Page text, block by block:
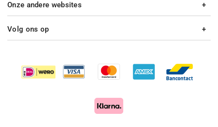
Onze andere websites
Volg ons op